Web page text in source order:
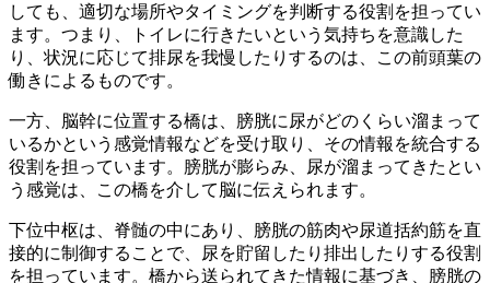
しても、適切な場所やタイミングを判断する役割を担ってい
ます。 つまり、トイレに行きたいという気持ちを意識した
り、状況に応じて排尿を我慢したりするのは、この前頭葉の
働きによるものです。
一方、
脳幹に位置する橋は、膀胱に尿がどのくらい溜まって
いるかという感覚情報などを受け取り、その情報を統合する
役割を担っています。 膀胱が膨らみ、尿が溜まってきたとい
う感覚は、この橋を介して脳に伝えられます。
下位中枢は、脊髄の中にあり、膀胱の筋肉や尿道括約筋を直
接的に制御することで、尿を貯留したり排出したりする役割
を担っています。 橋から送られてきた情報に基づき、膀胱の